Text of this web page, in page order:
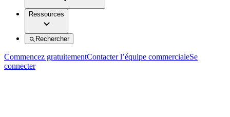
Ressources
Rechercher
Commencez gratuitementContacter l’équipe commercialeSe
connecter